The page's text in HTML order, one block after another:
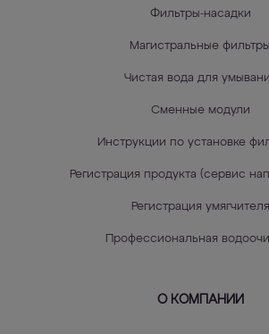
Фильтры-насадки
Магистральные фильтры
Чистая вода для
Сменные модули
Инструкции по установке
Регистрация продукта (сервис
Регистрация умягчителя
Профессиональная
О КОМПАНИИ